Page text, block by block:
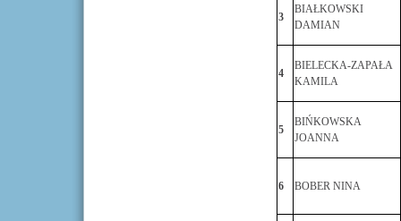
3
BIAŁKOWSKI
DAMIAN
4
BIELECKA-ZAPAŁA
KAMILA
5
BIŃKOWSKA
JOANNA
6 BOBER NINA